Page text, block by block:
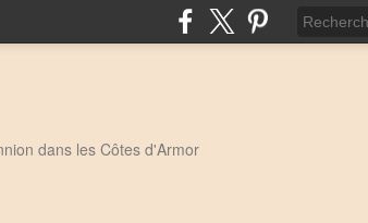
dans les Côtes d'Armor